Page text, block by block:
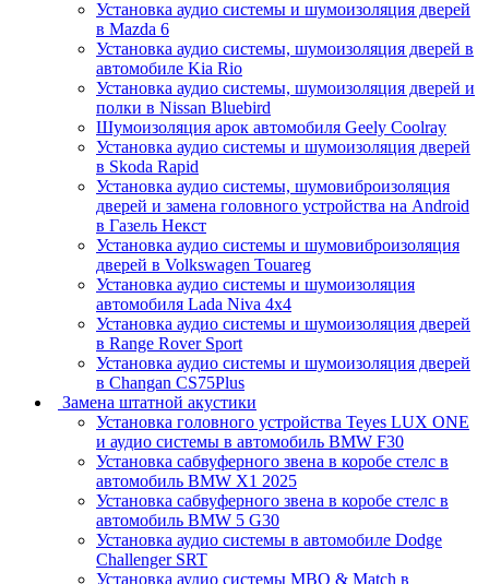
Установка аудио системы и шумоизоляция дверей
в Mazda 6
Установка аудио системы, шумоизоляция дверей в
автомобиле Kia Rio
Установка аудио системы, шумоизоляция дверей и
полки в Nissan Bluebird
Шумоизоляция арок автомобиля Geely Coolray
Установка аудио системы и шумоизоляция дверей
в Skoda Rapid
Установка аудио системы, шумовиброизоляция
дверей и замена головного устройства на Android
в Газель Некст
Установка аудио системы и шумовиброизоляция
дверей в Volkswagen Touareg
Установка аудио системы и шумоизоляция
автомобиля Lada Niva 4x4
Установка аудио системы и шумоизоляция дверей
в Range Rover Sport
Установка аудио системы и шумоизоляция дверей
в Changan CS75Plus
Замена штатной акустики
Установка головного устройства Teyes LUX ONE
и аудио системы в автомобиль BMW F30
Установка сабвуферного звена в коробе стелс в
автомобиль BMW X1 2025
Установка сабвуферного звена в коробе стелс в
автомобиль BMW 5 G30
Установка аудио системы в автомобиле Dodge
Challenger SRT
Установка аудио системы MBQ & Match в